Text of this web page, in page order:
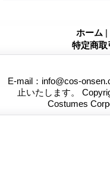
ホーム |
特定商取
E-mail：info@cos-
止いたします。
Costumes